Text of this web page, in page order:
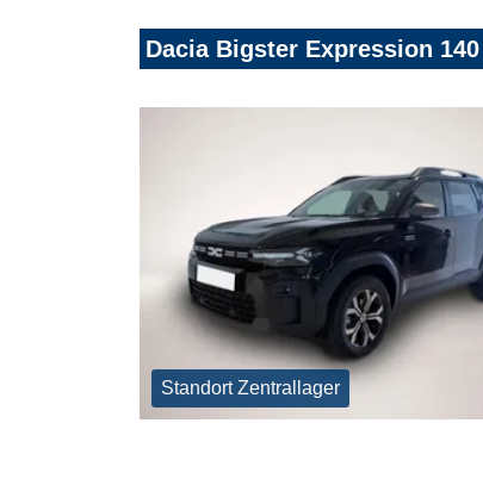
Dacia Bigster Expression
Standort Zentrallager